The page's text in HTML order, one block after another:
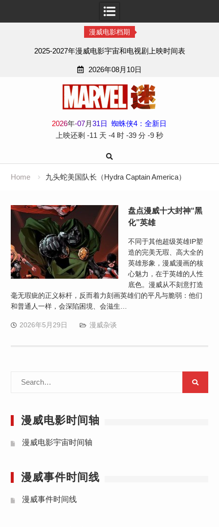
漫威电影档期
2025-2027年漫威电影宇宙和电视剧上映时间表
2026年08月10日
2026年-07月31日
蜘蛛侠4：全新日
上映还剩 -11 天 -4 时 -39 分 -9 秒
Home 九头蛇美国队长（Hydra Captain America）
盘点漫威十大封神“黑
化”英雄
不同于其他超级英雄IP塑
造的完美无瑕、高大全的
英雄形象，漫威漫画的核
心魅力，在于英雄的人性
底色。漫威从不刻意打造
毫无瑕疵的正义标杆，反而着力刻画英雄们的平凡与脆弱：他们
和普通人一样，会深陷困境、会滋生…
2026年5月29日 漫威杂谈
漫威电影时间轴
漫威电影宇宙时间轴
漫威事件时间线
漫威事件时间线